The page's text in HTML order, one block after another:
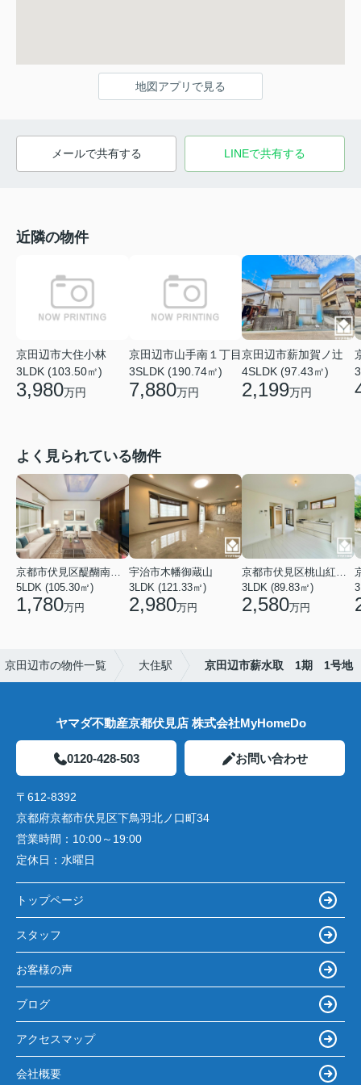
地図アプリで見る
メールで共有する LINEで共有する
近隣の物件
京田辺市大住小林
3LDK (103.50㎡)
3,980万円
京田辺市山手南１丁目
3SLDK (190.74㎡)
7,880万円
京田辺市薪加賀ノ辻
4SLDK (97.43㎡)
2,199万円
よく見られている物件
京都市伏見区醍醐南端山町
5LDK (105.30㎡)
1,780万円
宇治市木幡御蔵山
3LDK (121.33㎡)
2,980万円
京都市伏見区桃山紅雪町
3LDK (89.83㎡)
2,580万円
京田辺市の物件一覧 大住駅 京田辺市薪水取 1期 1号地
ヤマダ不動産京都伏見店 株式会社MyHomeDo
0120-428-503 お問い合わせ
〒612-8392
京都府京都市伏見区下鳥羽北ノ口町34
営業時間： 10:00～19:00
定休日： 水曜日
トップページ
スタッフ
お客様の声
ブログ
アクセスマップ
会社概要